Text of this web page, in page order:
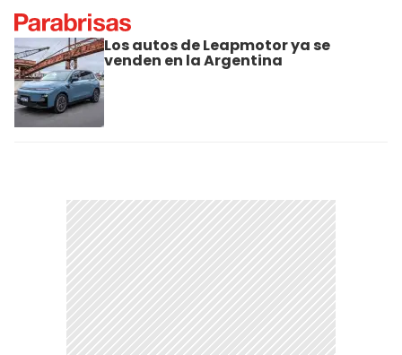
Los autos de Leapmotor ya se
venden en la Argentina